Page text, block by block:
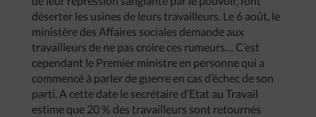
déserter les usines de leurs travailleurs. Le 6 août, le
ministère des Affaires sociales demande aux
travailleurs de ne pas croire ces rumeurs… C’est
cependant le Premier ministre en personne qui a
commencé à parler de guerre en cas d’échec de son
parti. A cette date le secrétaire d’Etat au Travail
estime que 20 % des travailleurs sont retournés